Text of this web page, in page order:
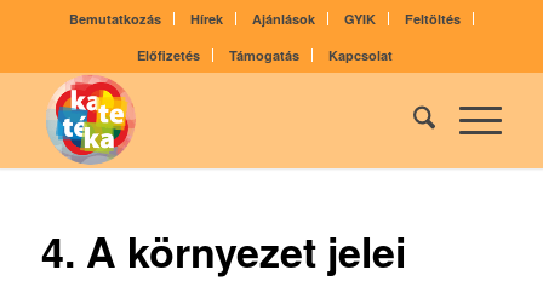
Bemutatkozás Hírek Ajánlások GYIK
Feltöltés
Előfizetés
Támogatás Kapcsolat
4. A környezet jelei